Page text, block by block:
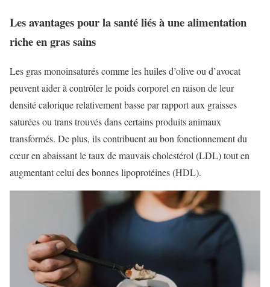
Les avantages pour la santé liés à une alimentation
riche en gras sains
Les gras monoinsaturés comme les huiles d’olive ou d’avocat
peuvent aider à contrôler le poids corporel en raison de leur
densité calorique relativement basse par rapport aux graisses
saturées ou trans trouvés dans certains produits animaux
transformés. De plus, ils contribuent au bon fonctionnement du
cœur en abaissant le taux de mauvais cholestérol (LDL) tout en
augmentant celui des bonnes lipoprotéines (HDL).